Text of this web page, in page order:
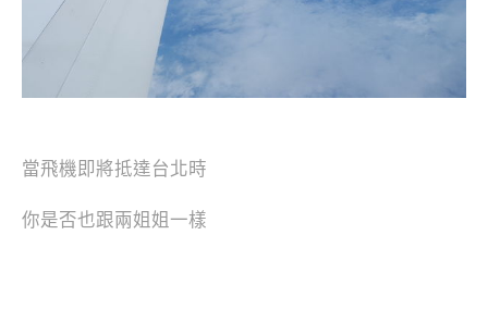
當飛機即將抵達台北時
你是否也跟兩姐姐一樣